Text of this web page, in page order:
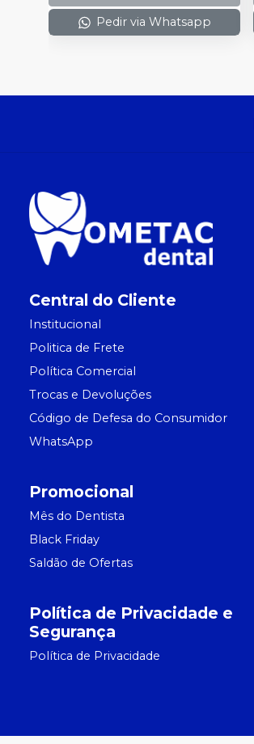
Pedir via Whatsapp
Central do Cliente
Institucional
Politica de Frete
Política Comercial
Trocas e Devoluções
Código de Defesa do Consumidor
WhatsApp
Promocional
Mês do Dentista
Black Friday
Saldão de Ofertas
Política de Privacidade e
Segurança
Política de Privacidade